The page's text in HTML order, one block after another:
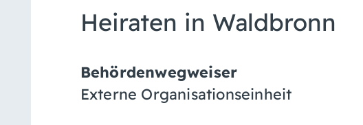
Heiraten in Waldbronn
Behördenwegweiser
Externe Organisationseinheit